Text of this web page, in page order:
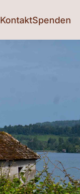
KontaktSpenden